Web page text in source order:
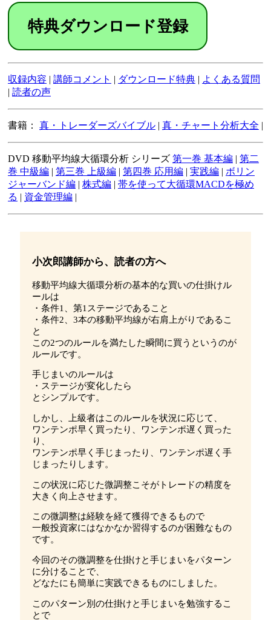
特典ダウンロード登録
収録内容 | 講師コメント | ダウンロード特典 | よくある質問
| 読者の声
書籍： 真・トレーダーズバイブル | 真・チャート分析大全 |
DVD 移動平均線大循環分析 シリーズ 第一巻 基本編 | 第二
巻 中級編 | 第三巻 上級編 | 第四巻 応用編 | 実践編 | ボリン
ジャーバンド編 | 株式編 | 帯を使って大循環MACDを極め
る | 資金管理編 |
小次郎講師から、読者の方へ
移動平均線大循環分析の基本的な買いの仕掛けル
ールは
・条件1、第1ステージであること
・条件2、3本の移動平均線が右肩上がりであるこ
と
この2つのルールを満たした瞬間に買うというのが
ルールです。
手じまいのルールは
・ステージが変化したら
とシンプルです。
しかし、上級者はこのルールを状況に応じて、
ワンテンポ早く買ったり、ワンテンポ遅く買った
り、
ワンテンポ早く手じまったり、ワンテンポ遅く手
じまったりします。
この状況に応じた微調整こそがトレードの精度を
大きく向上させます。
この微調整は経験を経て獲得できるもので
一般投資家にはなかなか習得するのが困難なもの
です。
今回のその微調整を仕掛けと手じまいをパターン
に分けることで、
どなたにも簡単に実践できるものにしました。
このパターン別の仕掛けと手じまいを勉強するこ
とで